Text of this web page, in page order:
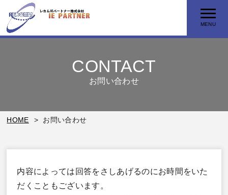
MENU
CONTACT
お問い合わせ
HOME お問い合わせ
内容によっては回答をさしあげるのにお時間をいた
だくこともございます。